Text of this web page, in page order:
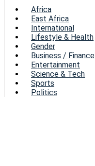
Menu
Africa
East Africa
International
Lifestyle & Health
Gender
Business / Finance
Entertainment
Science & Tech
Sports
Politics